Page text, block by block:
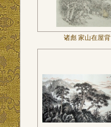
诸彪 家山在屋背